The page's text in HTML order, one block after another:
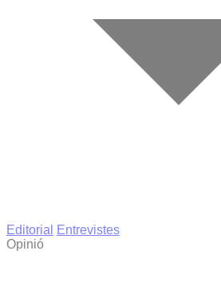
Editorial
Entrevistes
Opinió